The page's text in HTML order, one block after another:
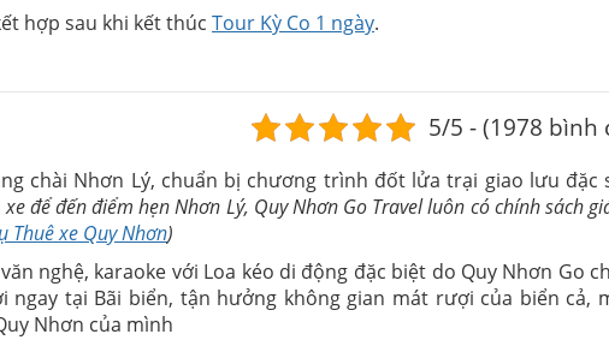
hợp sau khi kết thúc Tour Kỳ Co 1 ngày.
5/5 - (1978 bình
chài Nhơn Lý, chuẩn bị chương trình đốt lửa trại giao lưu đặc
để đến điểm hẹn Nhơn Lý, Quy Nhơn Go Travel luôn có chính sách
Thuê xe Quy Nhơn)
nghệ, karaoke với Loa kéo di động đặc biệt do Quy Nhơn Go
tại Bãi biển, tận hưởng không gian mát rượi của biển cả,
Nhơn của mình